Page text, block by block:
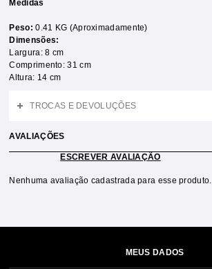
Medidas
Peso:0.41 KG (Aproximadamente)
Dimensões:
Largura: 8 cm
Comprimento: 31 cm
Altura: 14 cm
TROCAS E DEVOLUÇÕES
AVALIAÇÕES
ESCREVER AVALIAÇÃO
Nenhuma avaliação cadastrada para esse produto.
MEUS DADOS